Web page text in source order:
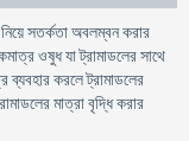
নিয়ে সতর্কতা অবলম্বন করার
ওষুধ যা ট্রামাডলের সাথে
ব্যবহার করলে ট্রামাডলের
মাত্রা বৃদ্ধি করার